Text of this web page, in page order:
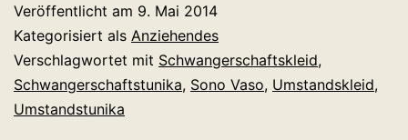
Veröffentlicht am 9. Mai 2014
Kategorisiert als Anziehendes
Verschlagwortet mit Schwangerschaftskleid,
Schwangerschaftstunika, Sono Vaso, Umstandskleid,
Umstandstunika